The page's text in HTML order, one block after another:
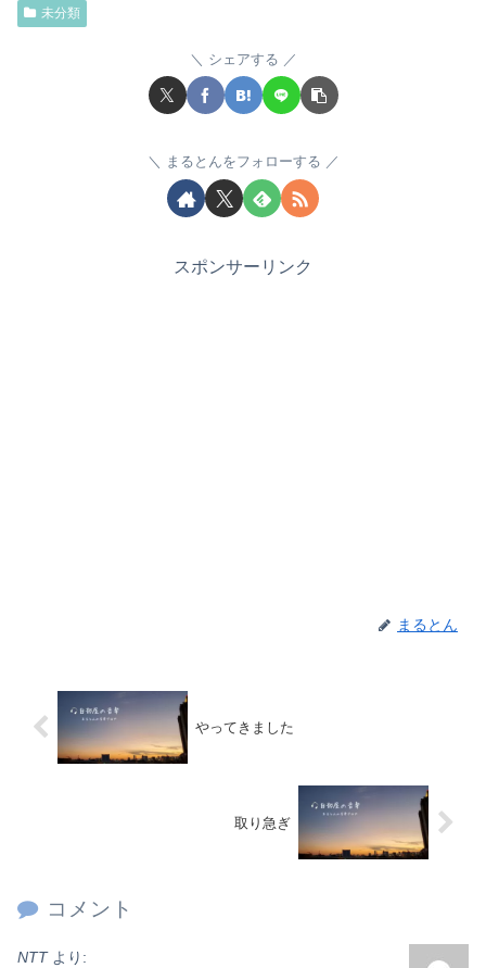
未分類
シェアする
まるとんをフォローする
スポンサーリンク
まるとん
やってきました
取り急ぎ
コメント
NTT より: